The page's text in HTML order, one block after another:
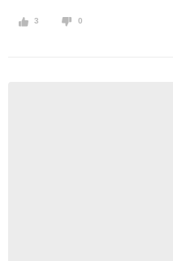
3 0